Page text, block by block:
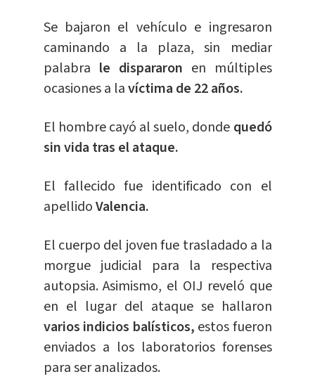
Se bajaron el vehículo e ingresaron
caminando a la plaza, sin mediar
palabra le dispararon en múltiples
ocasiones a lavíctima de 22 años.
El hombre cayó al suelo, donde quedó
sin vida tras el ataque.
El fallecido fue identificado con el
apellidoValencia.
El cuerpo del joven fue trasladado a la
morgue judicial para la respectiva
autopsia. Asimismo, el OIJ reveló que
en el lugar del ataque se hallaron
varios indicios balísticos, estos fueron
enviados a los laboratorios forenses
para ser analizados.